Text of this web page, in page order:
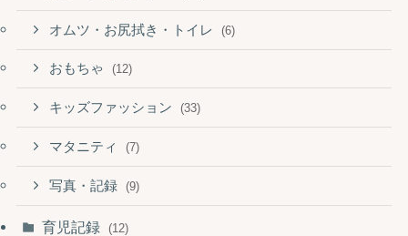
オムツ・お尻拭き・トイレ (6)
おもちゃ (12)
キッズファッション (33)
マタニティ (7)
写真・記録 (9)
育児記録 (12)